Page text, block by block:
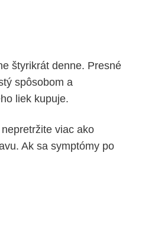
štyrikrát denne. Presné
spôsobom a
liek kupuje.
viac ako
Ak sa symptómy po